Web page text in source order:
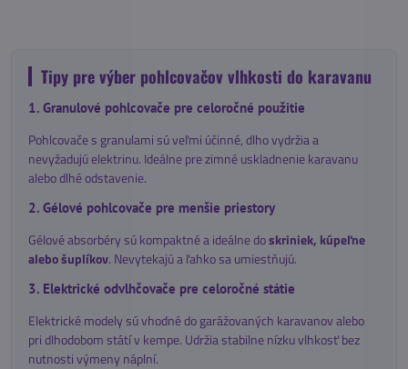
Tipy pre výber pohlcovačov vlhkosti do karavanu
1. Granulové pohlcovače pre celoročné použitie
Pohlcovače s granulami sú veľmi účinné, dlho vydržia a
nevyžadujú elektrinu. Ideálne pre zimné uskladnenie karavanu
alebo dlhé odstavenie.
2. Gélové pohlcovače pre menšie priestory
Gélové absorbéry sú kompaktné a ideálne doskriniek, kúpeľne
alebo šuplíkov. Nevytekajú a ľahko sa umiestňujú.
3. Elektrické odvlhčovače pre celoročné státie
Elektrické modely sú vhodné do garážovaných karavanov alebo
pri dlhodobom státí v kempe. Udržia stabilne nízku vlhkosť bez
nutnosti výmeny náplní.